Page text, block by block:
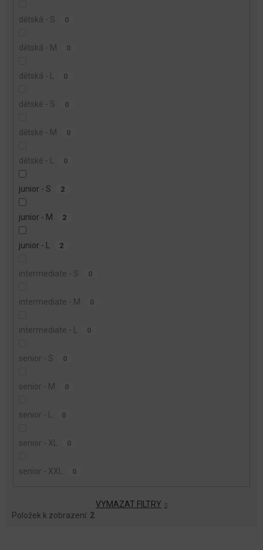
dětská - S 0
dětská - M 0
dětská - L 0
dětské - S 0
dětské - M 0
dětské - L 0
junior - S 2
junior - M 2
junior - L 2
intermediate - S 0
intermediate - M 0
intermediate - L 0
senior - S 0
senior - M 0
senior - L 0
senior - XL 0
senior - XXL 0
VYMAZAT FILTRY
Položek k zobrazení: 2